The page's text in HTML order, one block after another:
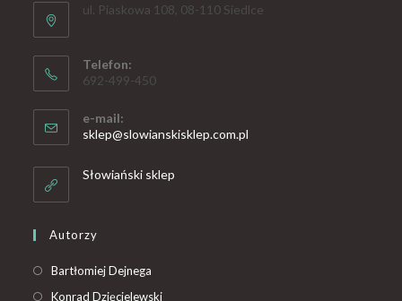
ul. Piaskowa 108, 08-110 Siedlce
Telefon:
692-499-450
e-mail:
sklep@slowianskisklep.com.pl
Słowiański sklep
Autorzy
Bartłomiej Dejnega
Konrad Dzięcielewski